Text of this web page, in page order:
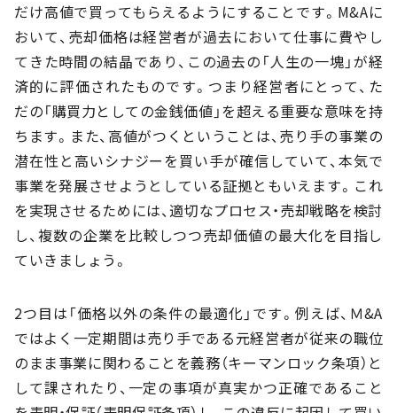
だけ高値で買ってもらえるようにすることです。M&Aに
おいて、売却価格は経営者が過去において仕事に費やし
てきた時間の結晶であり、この過去の「人生の一塊」が経
済的に評価されたものです。つまり経営者にとって、た
だの「購買力としての金銭価値」を超える重要な意味を持
ちます。また、高値がつくということは、売り手の事業の
潜在性と高いシナジーを買い手が確信していて、本気で
事業を発展させようとしている証拠ともいえます。これ
を実現させるためには、適切なプロセス・売却戦略を検討
し、複数の企業を比較しつつ売却価値の最大化を目指し
ていきましょう。
2つ目は「価格以外の条件の最適化」です。例えば、Ｍ&A
ではよく一定期間は売り手である元経営者が従来の職位
のまま事業に関わることを義務（キーマンロック条項）と
して課されたり、一定の事項が真実かつ正確であること